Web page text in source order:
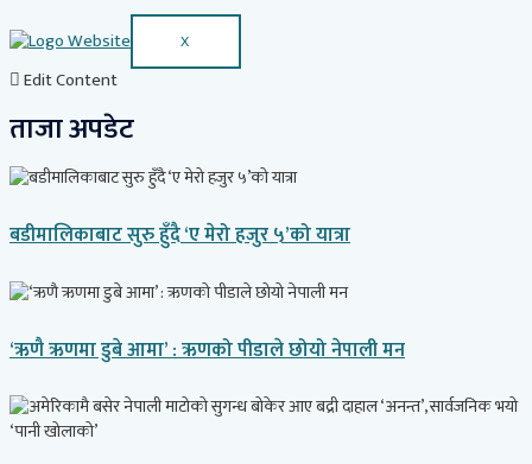
X
Edit Content
ताजा अपडेट
बडीमालिकाबाट सुरु हुँदै ‘ए मेरो हजुर ५’को यात्रा
‘ऋणै ऋणमा डुबे आमा’ : ऋणको पीडाले छोयो नेपाली मन